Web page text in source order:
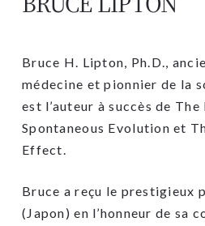
Bruce H. Lipton, Ph.D.,
médecine et pionnier de la
est l’auteur à succès de
Spontaneous Evolution et
Effect.
Bruce a reçu le prestigieux
(Japon) en l’honneur de sa